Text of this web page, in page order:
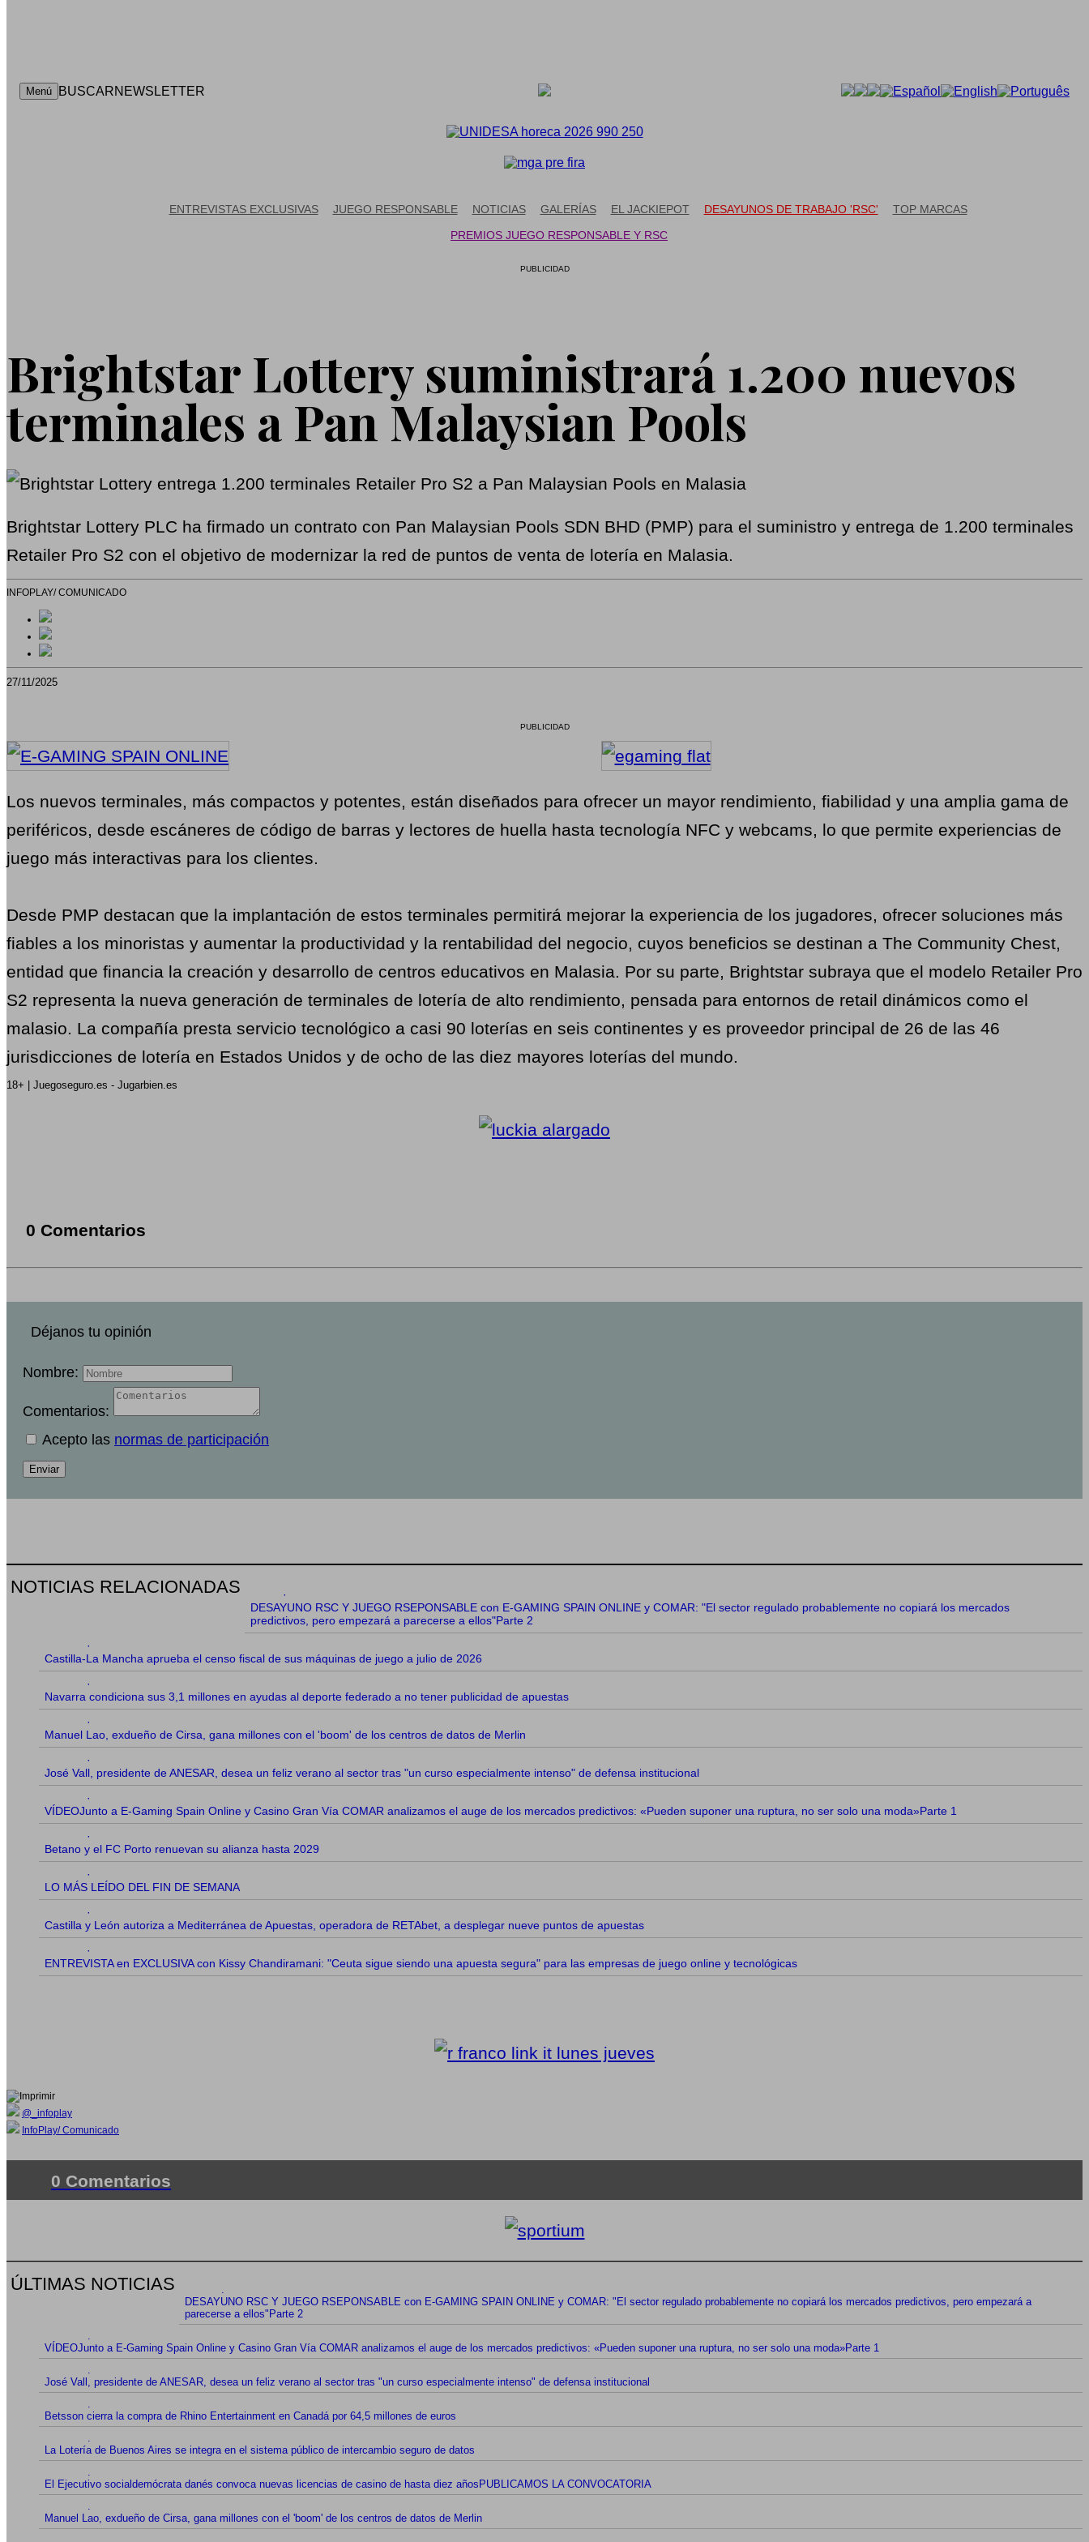
Menú BUSCARNEWSLETTER
ENTREVISTAS EXCLUSIVAS JUEGO RESPONSABLE NOTICIAS GALERÍAS EL JACKIEPOT DESAYUNOS DE TRABAJO 'RSC'
TOP MARCAS
PREMIOS JUEGO RESPONSABLE Y RSC
PUBLICIDAD
Brightstar Lottery suministrará 1.200 nuevos
terminales a Pan Malaysian Pools
Brightstar Lottery PLC ha firmado un contrato con Pan Malaysian Pools SDN BHD (PMP) para el suministro y entrega de 1.200 terminales
Retailer Pro S2 con el objetivo de modernizar la red de puntos de venta de lotería en Malasia.
INFOPLAY/ COMUNICADO
27/11/2025
PUBLICIDAD
Los nuevos terminales, más compactos y potentes, están diseñados para ofrecer un mayor rendimiento, fiabilidad y una amplia gama de
periféricos, desde escáneres de código de barras y lectores de huella hasta tecnología NFC y webcams, lo que permite experiencias de
juego más interactivas para los clientes.
Desde PMP destacan que la implantación de estos terminales permitirá mejorar la experiencia de los jugadores, ofrecer soluciones más
fiables a los minoristas y aumentar la productividad y la rentabilidad del negocio, cuyos beneficios se destinan a The Community Chest,
entidad que financia la creación y desarrollo de centros educativos en Malasia. Por su parte, Brightstar subraya que el modelo Retailer Pro
S2 representa la nueva generación de terminales de lotería de alto rendimiento, pensada para entornos de retail dinámicos como el
malasio. La compañía presta servicio tecnológico a casi 90 loterías en seis continentes y es proveedor principal de 26 de las 46
jurisdicciones de lotería en Estados Unidos y de ocho de las diez mayores loterías del mundo.
18+ | Juegoseguro.es - Jugarbien.es
0 Comentarios
Déjanos tu opinión
Nombre:
Comentarios:
Acepto las normas de participación
Enviar
NOTICIAS RELACIONADAS
·
DESAYUNO RSC Y JUEGO RSEPONSABLE con E-GAMING SPAIN ONLINE y COMAR: "El sector regulado probablemente no copiará los mercados
predictivos, pero empezará a parecerse a ellos"Parte 2
·
Castilla-La Mancha aprueba el censo fiscal de sus máquinas de juego a julio de 2026
·
Navarra condiciona sus 3,1 millones en ayudas al deporte federado a no tener publicidad de apuestas
·
Manuel Lao, exdueño de Cirsa, gana millones con el 'boom' de los centros de datos de Merlin
·
José Vall, presidente de ANESAR, desea un feliz verano al sector tras "un curso especialmente intenso" de defensa institucional
·
VÍDEOJunto a E-Gaming Spain Online y Casino Gran Vía COMAR analizamos el auge de los mercados predictivos: «Pueden suponer una ruptura, no ser solo una moda»Parte 1
·
Betano y el FC Porto renuevan su alianza hasta 2029
·
LO MÁS LEÍDO DEL FIN DE SEMANA
·
Castilla y León autoriza a Mediterránea de Apuestas, operadora de RETAbet, a desplegar nueve puntos de apuestas
·
ENTREVISTA en EXCLUSIVA con Kissy Chandiramani: "Ceuta sigue siendo una apuesta segura" para las empresas de juego online y tecnológicas
@_infoplay
InfoPlay/ Comunicado
0 Comentarios
ÚLTIMAS NOTICIAS
.
DESAYUNO RSC Y JUEGO RSEPONSABLE con E-GAMING SPAIN ONLINE y COMAR: "El sector regulado probablemente no copiará los mercados predictivos, pero empezará a
parecerse a ellos"Parte 2
.
VÍDEOJunto a E-Gaming Spain Online y Casino Gran Vía COMAR analizamos el auge de los mercados predictivos: «Pueden suponer una ruptura, no ser solo una moda»Parte 1
.
José Vall, presidente de ANESAR, desea un feliz verano al sector tras "un curso especialmente intenso" de defensa institucional
.
Betsson cierra la compra de Rhino Entertainment en Canadá por 64,5 millones de euros
.
La Lotería de Buenos Aires se integra en el sistema público de intercambio seguro de datos
.
El Ejecutivo socialdemócrata danés convoca nuevas licencias de casino de hasta diez añosPUBLICAMOS LA CONVOCATORIA
.
Manuel Lao, exdueño de Cirsa, gana millones con el 'boom' de los centros de datos de Merlin